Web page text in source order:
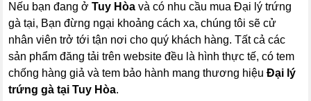
Nếu bạn đang ởTuy Hòa và có nhu cầu mua Đại lý trứng
gà tại, Bạn đừng ngại khoảng cách xa, chúng tôi sẽ cử
nhân viên trở tới tận nơi cho quý khách hàng. Tất cả các
sản phẩm đăng tải trên website đều là hình thực tế, có tem
chống hàng giả và tem bảo hành mang thương hiệuĐại lý
trứng gà tại Tuy Hòa.